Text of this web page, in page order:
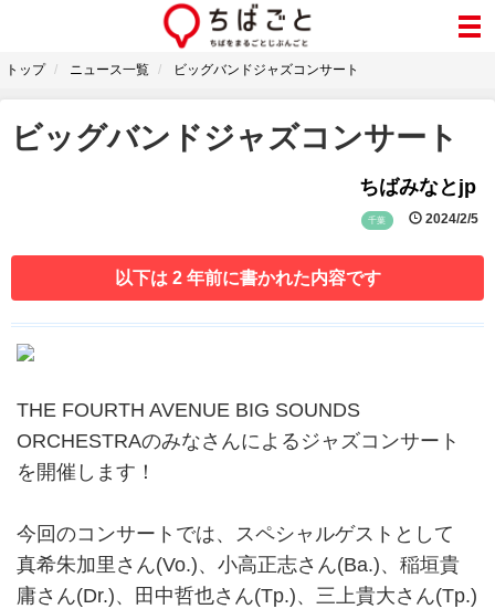
トップ ニュース一覧 ビッグバンドジャズコンサート
ビッグバンドジャズコンサート
ちばみなとjp
千葉 2024/2/5
以下は 2 年前に書かれた内容です
THE FOURTH AVENUE BIG SOUNDS
ORCHESTRAのみなさんによるジャズコンサート
を開催します！
今回のコンサートでは、スペシャルゲストとして
真希朱加里さん(Vo.)、小高正志さん(Ba.)、稲垣貴
庸さん(Dr.)、田中哲也さん(Tp.)、三上貴大さん(Tp.)